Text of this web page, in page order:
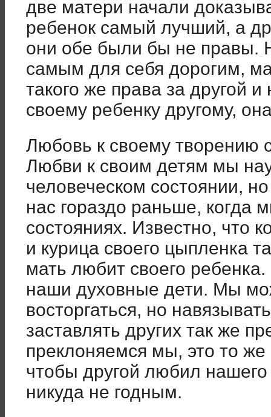
две матери начали
ребенок самый лучший, а
они обе были бы не правы.
самым для себя дорогим,
такого же права за другой
своему ребенку другому,
Любовь к своему творению
Любви к своим детям мы
человеческом состоянии,
нас гораздо раньше, когда
состояниях. Известно, что
и курица своего цыпленка
мать любит своего
наши духовные дети. Мы
восторгаться, но
заставлять других так же
преклоняемся мы, это то же
чтобы другой любил
никуда не годным.